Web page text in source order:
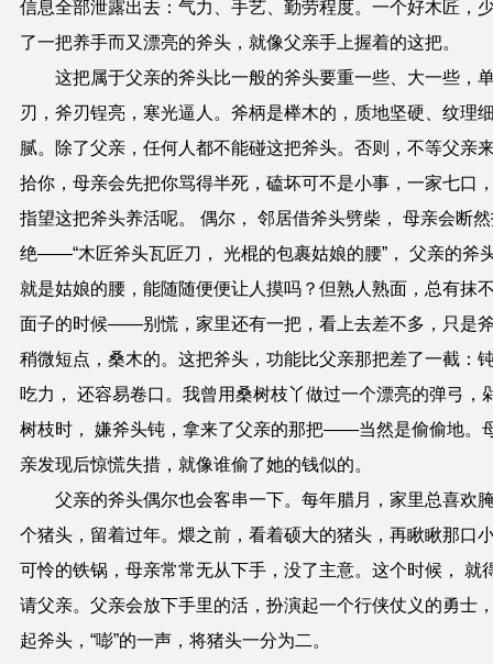
信息全部泄露出去：气力、手艺、勤劳程度。一个好木匠，
了一把养手而又漂亮的斧头，就像父亲手上握着的这把。
这把属于父亲的斧头比一般的斧头要重一些、大一些，
刃，斧刃锃亮，寒光逼人。斧柄是榉木的，质地坚硬、纹理
腻。除了父亲，任何人都不能碰这把斧头。否则，不等父亲
拾你，母亲会先把你骂得半死，磕坏可不是小事，一家七口
指望这把斧头养活呢。 偶尔， 邻居借斧头劈柴， 母亲会断
绝——“木匠斧头瓦匠刀， 光棍的包裹姑娘的腰”， 父亲的斧
就是姑娘的腰，能随随便便让人摸吗？但熟人熟面，总有抹
面子的时候——别慌，家里还有一把，看上去差不多，只是
稍微短点，桑木的。这把斧头，功能比父亲那把差了一截：
吃力， 还容易卷口。我曾用桑树枝丫做过一个漂亮的弹弓，
树枝时， 嫌斧头钝，拿来了父亲的那把——当然是偷偷地。
亲发现后惊慌失措，就像谁偷了她的钱似的。
父亲的斧头偶尔也会客串一下。每年腊月，家里总喜欢
个猪头，留着过年。煨之前，看着硕大的猪头，再瞅瞅那口
可怜的铁锅，母亲常常无从下手，没了主意。这个时候， 就
请父亲。父亲会放下手里的活，扮演起一个行侠仗义的勇士
起斧头，“嘭”的一声，将猪头一分为二。